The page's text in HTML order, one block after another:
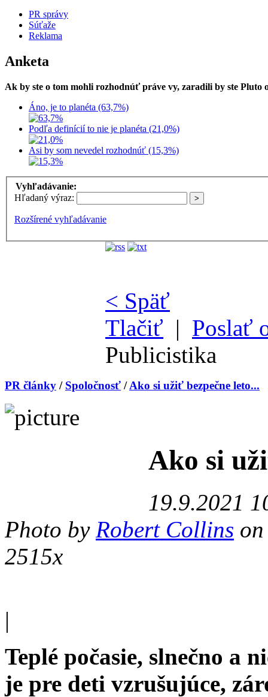
PR správy
Súťaže
Reklama
Anketa
Ak by ste o tom mohli rozhodnúť práve vy, zaradili by ste Pluto
Áno, je to planéta (63,7%)
Podľa definícií to nie je planéta (21,0%)
Asi by som nevedel rozhodnúť (15,3%)
Vyhľadávanie:
Hľadaný výraz:
Rozšírené vyhľadávanie
< Späť
Tlačiť | Poslať
Publicistika
PR články / Spoločnosť /Ako si užiť bezpečne leto...
Ako si
19.9.2021
Photo by Robert Collins
2515x
|
Teplé počasie, slnečno a
je pre deti vzrušujúce,